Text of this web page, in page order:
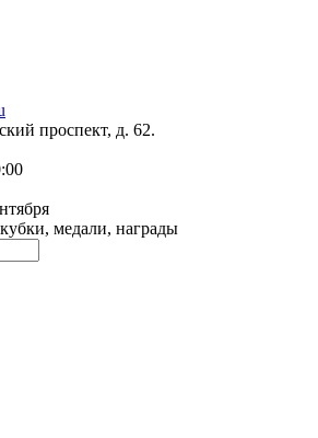
проспект, д. 62.
медали, награды